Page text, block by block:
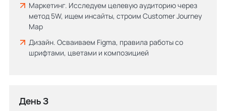
Маркетинг. Исследуем целевую аудиторию через
метод 5W, ищем инсайты, строим Customer Journey
Map
Дизайн. Осваиваем Figma, правила работы со
шрифтами, цветами и композицией
День 3